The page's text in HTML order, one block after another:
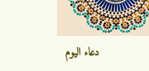
دعاء اليوم